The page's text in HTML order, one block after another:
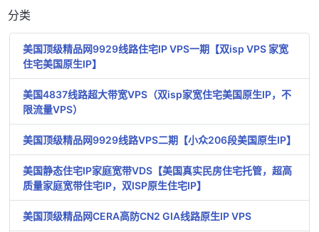
分类
美国顶级精品网9929线路住宅IP VPS一期【双isp VPS 家宽
住宅美国原生IP】
美国4837线路超大带宽VPS（双isp家宽住宅美国原生IP，不
限流量VPS）
美国顶级精品网9929线路VPS二期【小众206段美国原生IP】
美国静态住宅IP家庭宽带VDS【美国真实民房住宅托管，超高
质量家庭宽带住宅IP，双ISP原生住宅IP】
美国顶级精品网CERA高防CN2 GIA线路原生IP VPS